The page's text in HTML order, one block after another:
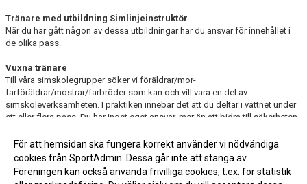
Tränare med utbildning Simlinjeinstruktör
När du har gått någon av dessa utbildningar har du ansvar för innehållet i
de olika pass.
Vuxna tränare
Till våra simskolegrupper söker vi föräldrar/mor-
farföräldrar/mostrar/farbröder som kan och vill vara en del av
simskoleverksamheten. I praktiken innebär det att du deltar i vattnet under
ett eller flera pass. Du har inget eget ansvar, mer än att bidra till säkerheten
Vi söker också föräldrar till simmare som kan vara tränare för övriga
grupper.
För att hemsidan ska fungera korrekt använder vi nödvändiga
cookies från SportAdmin. Dessa går inte att stänga av.
Föreningen kan också använda frivilliga cookies, t.ex. för statistik